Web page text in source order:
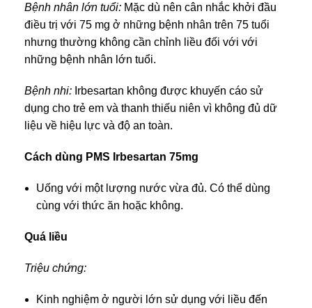
Bệnh nhân lớn tuổi: Mặc dù nên cân nhắc khởi đầu
điều trị với 75 mg ở những bệnh nhân trên 75 tuổi
nhưng thường không cần chỉnh liều đối với với
những bệnh nhân lớn tuổi.
Bệnh nhi: Irbesartan không được khuyến cáo sử
dụng cho trẻ em và thanh thiếu niên vì không đủ dữ
liệu về hiệu lực và độ an toàn.
Cách dùng PMS Irbesartan 75mg
Uống với một lượng nước vừa đủ. Có thể dùng
cùng với thức ăn hoặc không.
Quá liều
Triệu chứng:
Kinh nghiệm ở người lớn sử dụng với liều đến